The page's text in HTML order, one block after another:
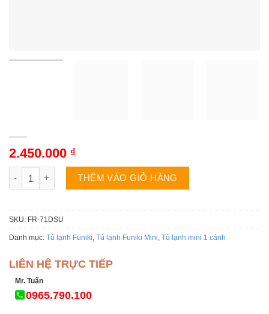
2.450.000 ₫
Tủ lạnh Funiki FR-71DSU | 74L 1 cánh số lượng
THÊM VÀO GIỎ HÀNG
SKU: FR-71DSU
Danh mục: Tủ lạnh Funiki Tủ lạnh Funiki Mini Tủ lạnh mini 1 cánh
LIÊN HỆ TRỰC TIẾP
Mr. Tuấn
0965.790.100